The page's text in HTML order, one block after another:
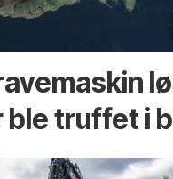
ble truffet i